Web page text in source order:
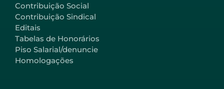
Contribuição Social
Contribuição Sindical
Editais
Tabelas de Honorários
Piso Salarial/denuncie
Homologações